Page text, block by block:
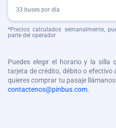
33 buses por día
*Precios calculados semanalmente,
parte del operador
Puedes elegir el horario y la silla
tarjeta de crédito, débito o efectivo
quieres comprar tu pasaje llámanos
contactenos@pinbus.com.